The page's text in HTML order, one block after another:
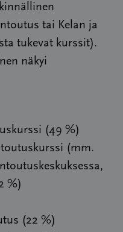
tai Kelan ja
tukevat kurssit).
näkyi
(49 %)
(mm.
%)
(22 %)